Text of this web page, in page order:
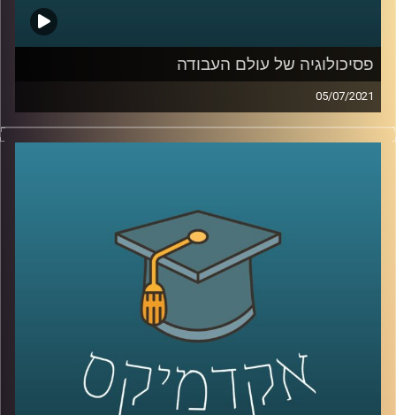
פסיכולוגיה של עולם העבודה
05/07/2021
מהי משמעות בעבודה וכיצד ניתן לדאוג שתהיה לנו אחת כזו?
מה התפקיד של המנהלים במציאתה? מדוע חשוב לדבר על
בשעה שמאירה זרקור על נקודות מפתח בעולם העבודה, ד"ר
דנה פרג, ראשת תוכנית התואר השני בהתנהגות ופיתוח ארגונים
בבית הספר איבצ'ר לפסיכולוגיה ובבית הספר אריסון למינהל
עסקים באוניברסיטת רייכמן תענה על כל השאלות האלה,
ותסביר למה לא ניתן לנתק בין העבודה שלנו לבין החיים
קרדיט תמונות:
AudioVersity